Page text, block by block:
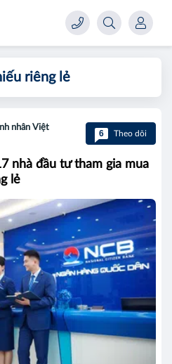
riêng lẻ
nhân Việt
6 Theo dõi
nhà đầu tư tham gia mua
lẻ